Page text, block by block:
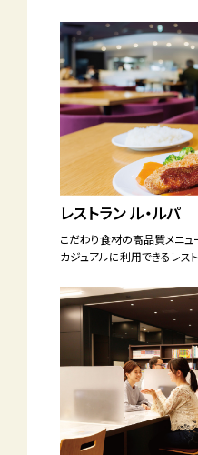
レストラン ル・ルパ
こだわり食材の高品質メニュ
カジュアルに利用できる レス